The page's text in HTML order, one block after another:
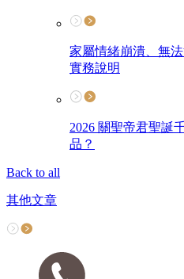
家屬情緒崩潰、無
實務說明
2026 關聖帝君聖誕
品？
Back to all
其他文章